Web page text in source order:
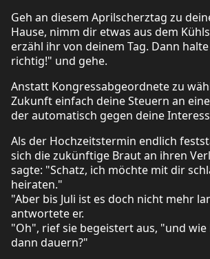
Geh an diesem Aprilscherztag zu
Hause, nimm dir etwas aus dem
erzähl ihr von deinem Tag. Dann
richtig!" und gehe.
Anstatt Kongressabgeordnete zu
Zukunft einfach deine Steuern an
der automatisch gegen deine
Als der Hochzeitstermin endlich
sich die zukünftige Braut an ihren
sagte: "Schatz, ich möchte mit dir
heiraten."
"Aber bis Juli ist es doch nicht mehr
antwortete er.
"Oh", rief sie begeistert aus, "und wie
dann dauern?"